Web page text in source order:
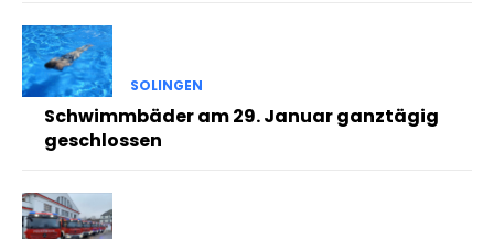
SOLINGEN
Schwimmbäder am 29. Januar ganztägig
geschlossen